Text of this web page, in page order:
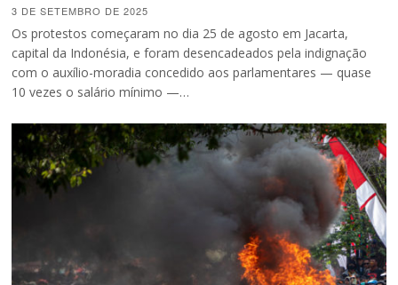
3 DE SETEMBRO DE 2025
Os protestos começaram no dia 25 de agosto em Jacarta,
capital da Indonésia, e foram desencadeados pela indignação
com o auxílio-moradia concedido aos parlamentares — quase
10 vezes o salário mínimo —…